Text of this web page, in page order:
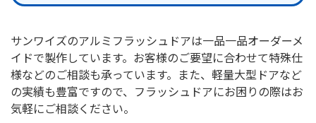
サンワイズのアルミフラッシュドアは一品一品オーダーメ
イドで製作しています。お客様のご要望に合わせて特殊仕
様などのご相談も承っています。また、軽量大型ドアなど
の実績も豊富ですので、フラッシュドアにお困りの際はお
気軽にご相談ください。